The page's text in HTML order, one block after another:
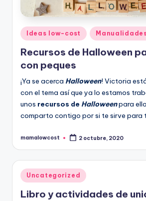
Publicado
en
Ideas low-cost
Recursos de Halloween
con peques
¡Ya se acerca Halloween! Victoria
con el tema así que ya lo estamos
unos recursos de Halloweenpara
comparto contigo por si te sirve para
Publicado
mamalowcost 2 octubre, 2020
Publicado
en
Uncategorized
Libro y actividades de